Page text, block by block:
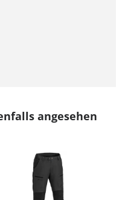
angesehen